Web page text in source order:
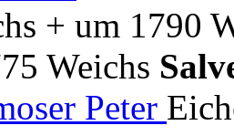
+ um 1790
Weichs
Peter